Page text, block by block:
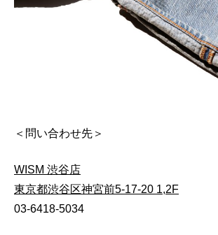
＜問い合わせ先＞
WISM 渋谷店
東京都渋谷区神宮前5-17-20 1,2F
03-6418-5034